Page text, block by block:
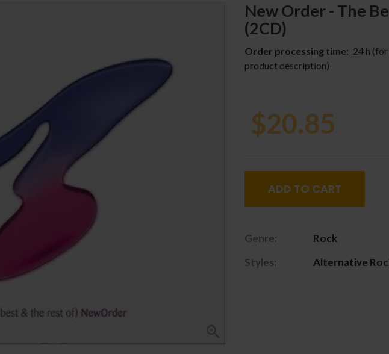
New Order - The
(2CD)
Order processing time: 24 h
product description)
$20.85
ADD TO CART
Genre:
Rock
Styles:
Alternative